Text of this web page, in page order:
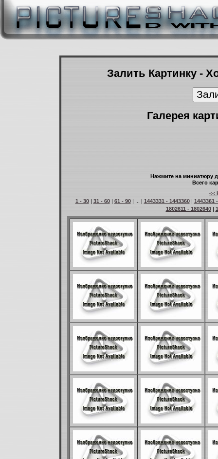
Залить Картинку -
Галерея
Нажмите на миниатюру
Всего
<<
1 - 30| 31 - 60| 61 - 90| ... | 1443331 - 1443360| 1443361
1802611 - 1802640|